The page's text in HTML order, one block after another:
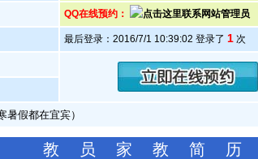
QQ在线预约：
最后登录：2016/7/1 10:39:02 登录了 1次
暑假都在宜宾）
教 员 家 教 简 历